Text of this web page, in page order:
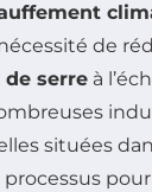
de
de serre à
situées
processus